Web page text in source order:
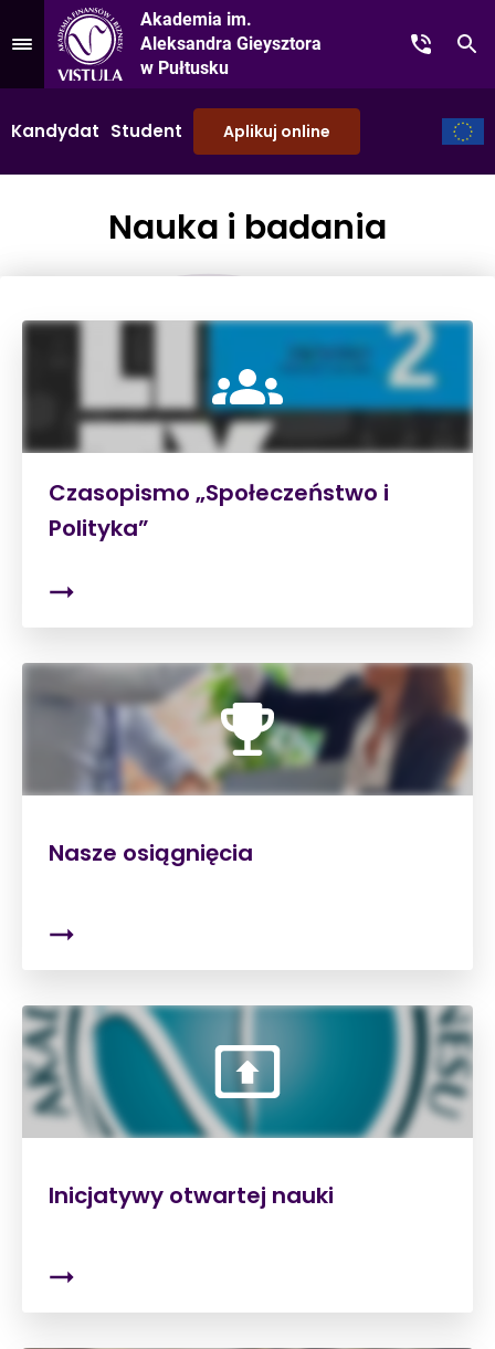
Przejdź do Menu
Akademia im.
Aleksandra Gieysztora
w Pułtusku
Kontakt
Kandydat Student Aplikuj online
Nauka i badania
Czasopismo „Społeczeństwo i
Polityka”
Nasze osiągnięcia
Inicjatywy otwartej nauki